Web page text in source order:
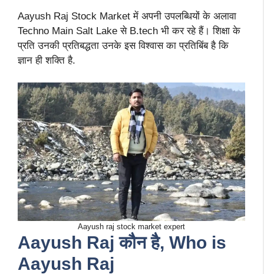
Aayush Raj Stock Market में अपनी उपलब्धियों के अलावा
Techno Main Salt Lake से B.tech भी कर रहे हैं। शिक्षा के
प्रति उनकी प्रतिबद्धता उनके इस विश्वास का प्रतिबिंब है कि
ज्ञान ही शक्ति है.
Aayush raj stock market expert
Aayush Rajकौन है, Who is
Aayush Raj